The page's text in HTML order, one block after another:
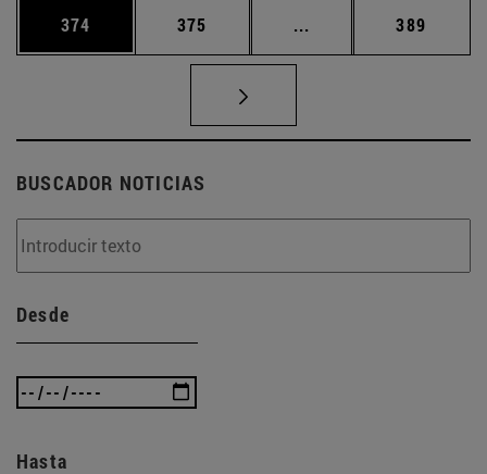
Página
374 Página
375 ... Páginas intermedias
Página
389
BUSCADOR NOTICIAS
Desde
Hasta